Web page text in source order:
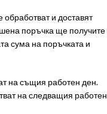
и доставят
поръчка ще получите
сума на поръчката и
на същия работен ден.
на следващия работен